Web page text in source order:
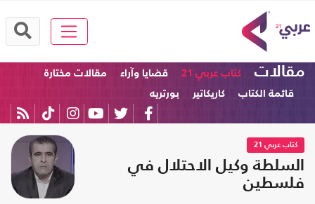
مقالات كتاب عربي 21 قضايا وآراء
مقالات مختارة
قائمة الكتاب
كاريكاتير بورتريه
كتاب عربي 21
السلطة وكيل الاحتلال في
فلسطين